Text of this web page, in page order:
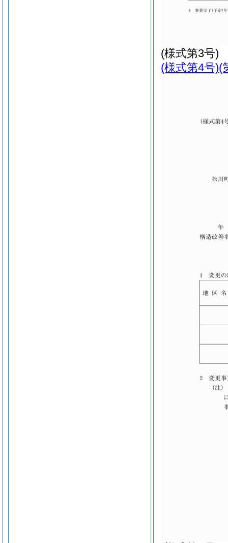
(様式第3号)
(様式第4号)(